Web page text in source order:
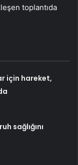
toplantıda
için hareket,
sağlığını